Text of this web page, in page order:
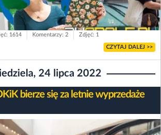
1614 Komentarzy: 2 Zdjęć: 1
CZYTAJ DALEJ >>
24 lipca 2022
bierze się za letnie wyprzedaże